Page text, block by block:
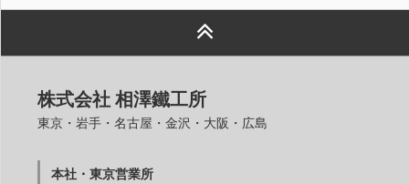
株式会社 相澤鐵工所
東京・岩手・名古屋・金沢・大阪・広島
本社・東京営業所